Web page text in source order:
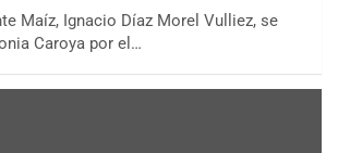
Maíz, Ignacio Díaz Morel Vulliez, se
Caroya por el…